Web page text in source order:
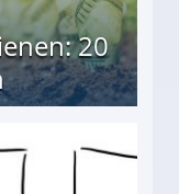
20